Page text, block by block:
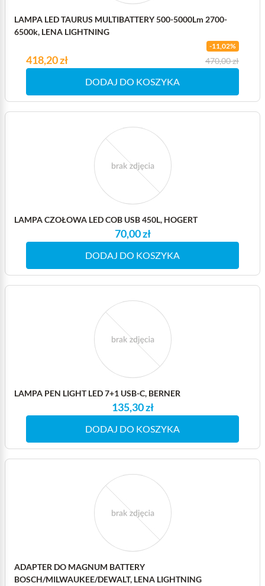
LAMPA LED TAURUS MULTIBATTERY 500-5000Lm 2700-
6500k, LENA LIGHTNING
-11,02%
Cena
418,20 zł
Cena podstawowa 470,00 zł
DODAJ DO KOSZYKA
LAMPA CZOŁOWA LED COB USB 450L, HOGERT
70,00 zł
DODAJ DO KOSZYKA
LAMPA PEN LIGHT LED 7+1 USB-C, BERNER
135,30 zł
DODAJ DO KOSZYKA
ADAPTER DO MAGNUM BATTERY
BOSCH/MILWAUKEE/DEWALT, LENA LIGHTNING